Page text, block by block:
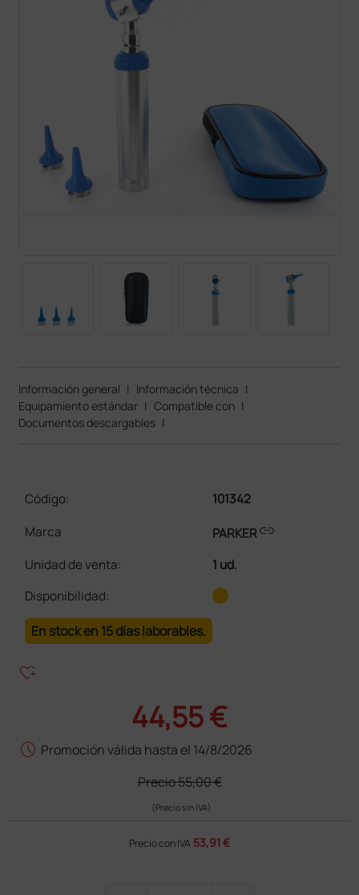
Información general | Información técnica |
Equipamiento estándar | Compatible con |
Documentos descargables |
Código:
101342
Marca
PARKERlink
Unidad de venta:
1 ud.
Disponibilidad:
En stock en 15 días laborables.
heart_plus
44,55 €
schedule Promoción válida hasta el 14/8/2026
Precio55,00 €
(Precio sin IVA)
Precio con IVA 53,91 €